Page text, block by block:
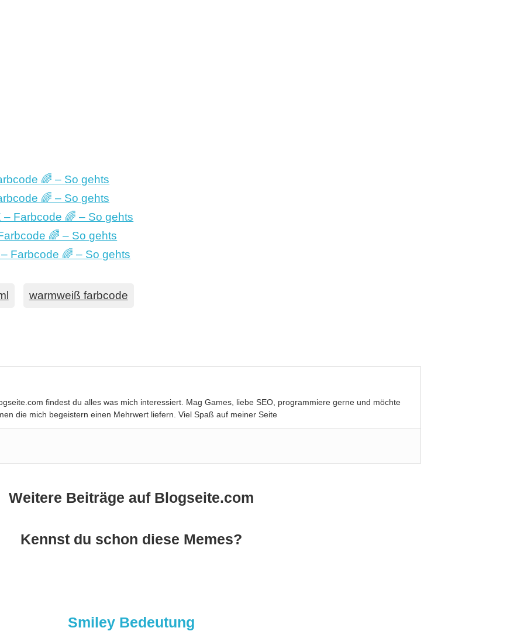
🌈 – So gehts
🌈 – So gehts
Farbcode 🌈 – So gehts
🌈 – So gehts
Farbcode 🌈 – So gehts
warmweiß farbcode
findest du alles was mich interessiert. Mag Games, liebe SEO, programmiere gerne und möchte
die mich begeistern einen Mehrwert liefern. Viel Spaß auf meiner Seite
Weitere Beiträge auf Blogseite.com
Kennst du schon diese Memes?
Smiley Bedeutung